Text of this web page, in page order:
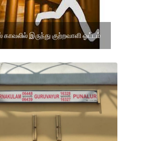
இருந்து குற்றவாளி ஓட்டம்